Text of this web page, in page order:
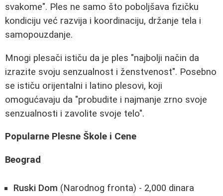
svakome". Ples ne samo što poboljšava fizičku
kondiciju već razvija i koordinaciju, držanje tela i
samopouzdanje.
Mnogi plesači ističu da je ples "najbolji način da
izrazite svoju senzualnost i ženstvenost". Posebno
se ističu orijentalni i latino plesovi, koji
omogućavaju da "probudite i najmanje zrno svoje
senzualnosti i zavolite svoje telo".
Popularne Plesne Škole i Cene
Beograd
Ruski Dom (Narodnog fronta) - 2,000 dinara